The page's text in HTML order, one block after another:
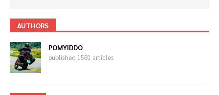
AUTHORS
POMYIDDO
published 1581 articles